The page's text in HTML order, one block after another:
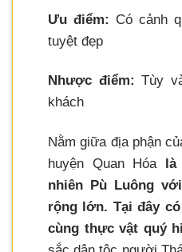
Ưu điểm: Có cảnh
tuyệt đẹp
Nhược điểm: Tùy
khách
Nằm giữa địa phận
huyện Quan Hóa là
nhiên Pù Luông
rộng lớn. Tại đây
cùng thực vật quý